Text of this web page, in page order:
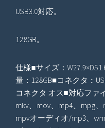
USB3.0対応。
128GB。
仕様■サイズ：
量：128GB■コネクタ：
コネクタ オス■対応ファ
mkv、mov、mp4、mpg、
mpvオーディオ/mp3、